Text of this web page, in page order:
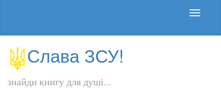
Слава ЗСУ!
знайди книгу для душі...